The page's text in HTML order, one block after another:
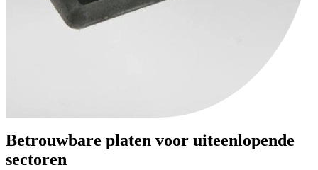
Betrouwbare platen voor uiteenlopende
sectoren